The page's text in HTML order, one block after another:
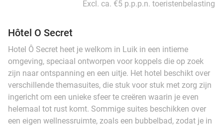
Excl. ca. €5 p.p.p.n. toeristenbelasting
Hôtel O Secret
Hotel Ô Secret heet je welkom in Luik in een intieme
omgeving, speciaal ontworpen voor koppels die op zoek
zijn naar ontspanning en een uitje. Het hotel beschikt over
verschillende themasuites, die stuk voor stuk met zorg zijn
ingericht om een unieke sfeer te creëren waarin je even
helemaal tot rust komt. Sommige suites beschikken over
een eigen wellnessruimte, zoals een bubbelbad, zodat je in